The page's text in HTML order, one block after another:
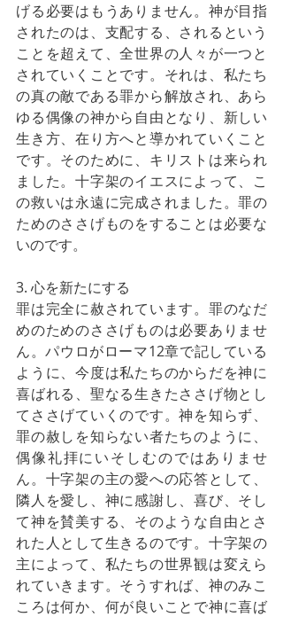
げる必要はもうありません。神が目指
されたのは、支配する、されるという
ことを超えて、全世界の人々が一つと
されていくことです。それは、私たち
の真の敵である罪から解放され、あら
ゆる偶像の神から自由となり、新しい
生き方、在り方へと導かれていくこと
です。そのために、キリストは来られ
ました。十字架のイエスによって、こ
の救いは永遠に完成されました。罪の
ためのささげものをすることは必要な
いのです。
3. 心を新たにする
罪は完全に赦されています。罪のなだ
めのためのささげものは必要ありませ
ん。パウロがローマ12章で記している
ように、今度は私たちのからだを神に
喜ばれる、聖なる生きたささげ物とし
てささげていくのです。神を知らず、
罪の赦しを知らない者たちのように、
偶像礼拝にいそしむのではありませ
ん。十字架の主の愛への応答として、
隣人を愛し、神に感謝し、喜び、そし
て神を賛美する、そのような自由とさ
れた人として生きるのです。十字架の
主によって、私たちの世界観は変えら
れていきます。そうすれば、神のみこ
ころは何か、何が良いことで神に喜ば